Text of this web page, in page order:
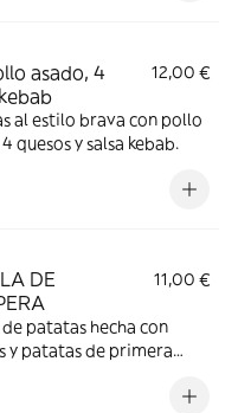
asado, 4
12,00 €
al estilo brava con pollo
quesos y salsa kebab.
DE
11,00 €
patatas hecha con
y patatas de primera